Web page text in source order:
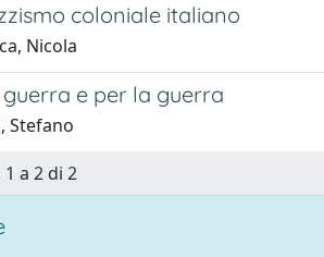
coloniale italiano
Nicola
e per la guerra
Stefano
a 2 di 2